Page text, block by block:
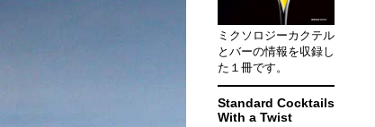
ミクソロジーカクテル
とバーの情報を収録し
た１冊です。
Standard Cocktails
With a Twist